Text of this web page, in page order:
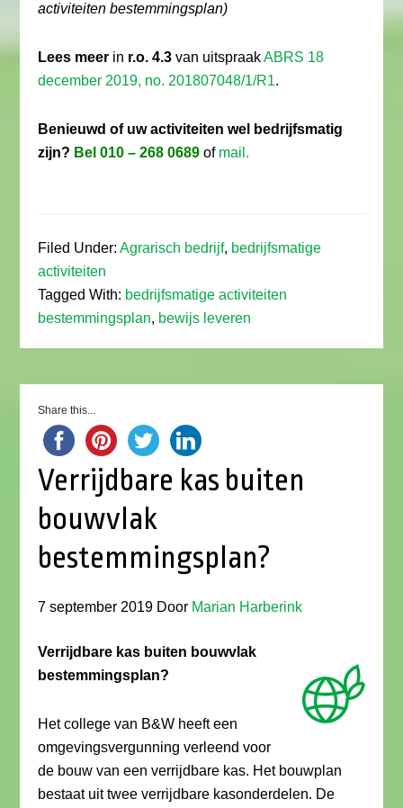
activiteiten bestemmingsplan)
Lees meer in r.o. 4.3 van uitspraakABRS 18
december 2019, no. 201807048/1/R1.
Benieuwd of uw activiteiten wel bedrijfsmatig
zijn? Bel 010 – 268 0689 of mail.
Filed Under:Agrarisch bedrijf, bedrijfsmatige
activiteiten
Tagged With: bedrijfsmatige activiteiten
bestemmingsplan, bewijs leveren
Share this...
Verrijdbare kas buiten
bouwvlak
bestemmingsplan?
7 september 2019 Door Marian Harberink
Verrijdbare kas buiten bouwvlak
bestemmingsplan?
Het college van B&W heeft een
omgevingsvergunning verleend voor
de bouw van een verrijdbare kas. Het bouwplan
bestaat uit twee verrijdbare kasonderdelen. De